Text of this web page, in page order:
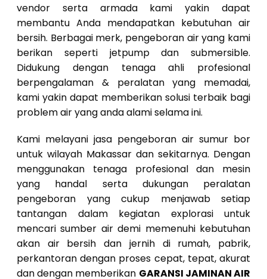
vendor serta armada kami yakin dapat
membantu Anda mendapatkan kebutuhan air
bersih. Berbagai merk, pengeboran air yang kami
berikan seperti jetpump dan submersible.
Didukung dengan tenaga ahli profesional
berpengalaman & peralatan yang memadai,
kami yakin dapat memberikan solusi terbaik bagi
problem air yang anda alami selama ini.
Kami melayani jasa pengeboran air sumur bor
untuk wilayah Makassar dan sekitarnya. Dengan
menggunakan tenaga profesional dan mesin
yang handal serta dukungan peralatan
pengeboran yang cukup menjawab setiap
tantangan dalam kegiatan explorasi untuk
mencari sumber air demi memenuhi kebutuhan
akan air bersih dan jernih di rumah, pabrik,
perkantoran dengan proses cepat, tepat, akurat
dan dengan memberikan GARANSI JAMINAN AIR